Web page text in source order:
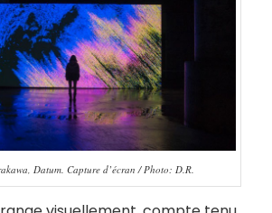
Datum. Capture d’écran / Photo: D.R.